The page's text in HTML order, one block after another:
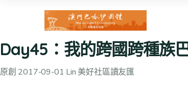
Day45：我的跨國跨種族
原創 2017-09-01 Lin 美好社區讀友匯